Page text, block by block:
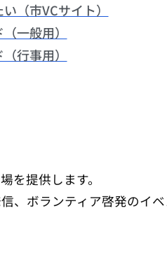
（市VCサイト）
一般用）
行事用）
を提供します。
、ボランティア啓発のイ